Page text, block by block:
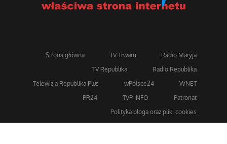
Strona główna TV Trwam
Radio Maryja
TV Republika
Radio Republika
Telewizja Republika Plus
wPolsce24
WNET
PR24
TVP INFO
Patronat
Polityka bloga oraz pliki cookies